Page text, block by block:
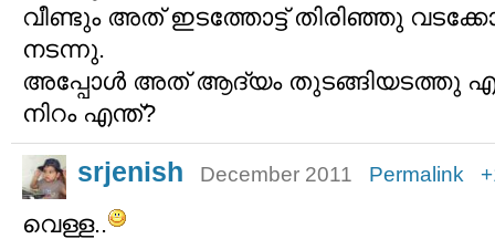
വീണ്ടും അത് ഇടത്തോട്ട് തിരിഞ്ഞു
നടന്നു.
അപ്പോള്‍ അത് ആദ്യം തുടങ്ങിയടത്തു
നിറം എന്ത്?
srjenish December 2011 Permalink
വെള്ള..